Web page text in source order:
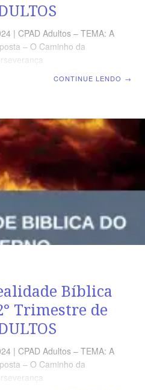
| CPAD Adultos – TEMA: A
– O Caminho da
PRÁTICA A
que mantém a alma do
em nossa jornada de
– Rm 8.24,25 A
CONTINUE LENDO →
Bíblica
Trimestre de
| CPAD Adultos – TEMA: A
– O Caminho da